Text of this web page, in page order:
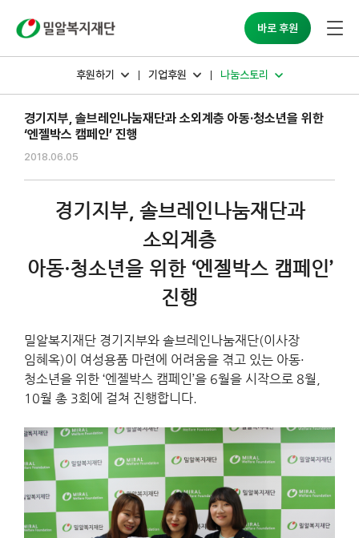
바로 후원
후원하기 기업후원 나눔스토리
경기지부, 솔브레인나눔재단과 소외계층 아동·청소년을 위한
‘엔젤박스 캠페인’ 진행
2018.06.05
경기지부, 솔브레인나눔재단과
소외계층
아동·청소년을 위한 ‘엔젤박스 캠페인’
진행
밀알복지재단 경기지부와 솔브레인나눔재단(이사장
임혜옥)이 여성용품 마련에 어려움을 겪고 있는 아동·
청소년을 위한 ‘엔젤박스 캠페인’을 6월을 시작으로 8월,
10월 총 3회에 걸쳐 진행합니다.